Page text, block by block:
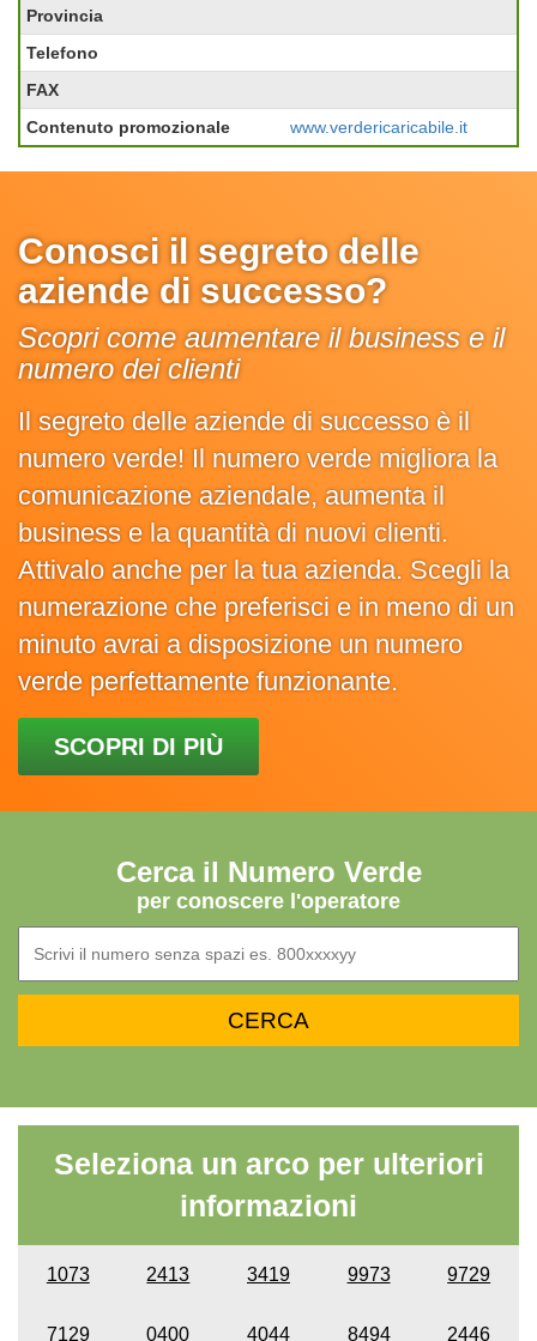
Provincia
Telefono
FAX
Contenuto promozionale
www.verdericaricabile.it
Conosci il segreto delle
aziende di successo?
Scopri come aumentare il business e il
numero dei clienti
Il segreto delle aziende di successo è il
numero verde! Il numero verde migliora la
comunicazione aziendale, aumenta il
business e la quantità di nuovi clienti.
Attivalo anche per la tua azienda. Scegli la
numerazione che preferisci e in meno di un
minuto avrai a disposizione un numero
verde perfettamente funzionante.
SCOPRI DI PIÙ
Cerca il Numero Verde
per conoscere l'operatore
Seleziona un arco per ulteriori
informazioni
1073 2413 3419 9973 9729
7129 0400 4044 8494 2446